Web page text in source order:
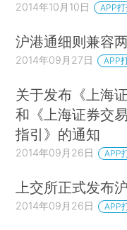
2014年10月10日 APP
沪港通细则兼容
2014年09月27日 APP
关于发布《上海
和《上海证券交
指引》的通知
2014年09月26日 APP
上交所正式发布
2014年09月26日 APP